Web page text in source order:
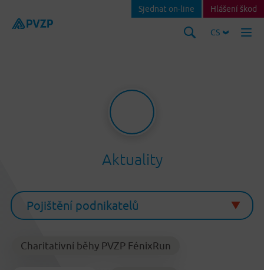
CS
Sjednat on-line Hlášení škod
Aktuality
Charitativní běhy PVZP FénixRun